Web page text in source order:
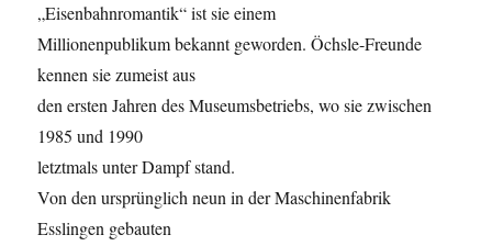
„Eisenbahnromantik“ ist sie einem
Millionenpublikum bekannt geworden. Öchsle-Freunde
kennen sie zumeist aus
den ersten Jahren des Museumsbetriebs, wo sie zwischen
1985 und 1990
letztmals unter Dampf stand.
Von den ursprünglich neun in der Maschinenfabrik
Esslingen gebauten